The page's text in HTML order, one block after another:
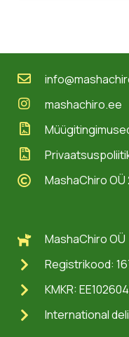
MashaChiro OÜ
Registrikood:
KMKR:
International
mashachiro.ee
MashaChiro OÜ